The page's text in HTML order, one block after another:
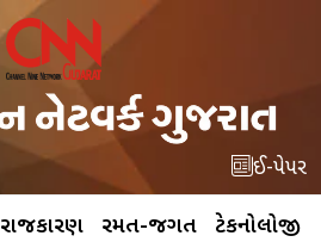
ઈ-પેપર
રાજકારણ રમત-જગત ટેકનોલોજી